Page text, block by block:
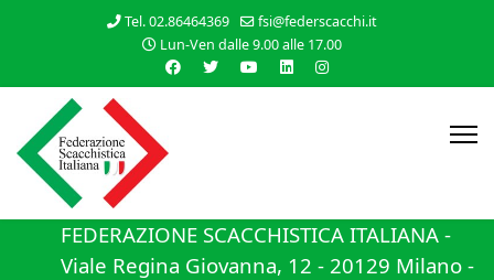
Tel. 02.86464369
fsi@federscacchi.it
Lun-Ven dalle 9.00 alle 17.00
FEDERAZIONE SCACCHISTICA ITALIANA -
Viale Regina Giovanna, 12 - 20129 Milano -